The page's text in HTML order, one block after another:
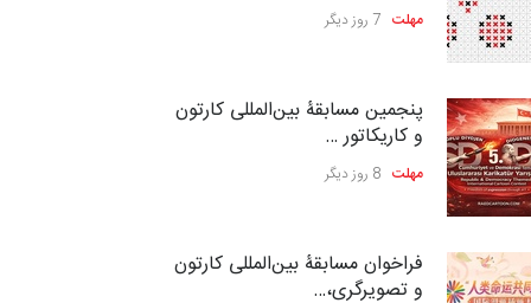
مهلت 7 روز دیگر
پنجمین مسابقۀ بین‌المللی کارتون
و کاریکاتور …
مهلت 8 روز دیگر
فراخوان مسابقۀ بین‌المللی کارتون
و تصویرگری،…